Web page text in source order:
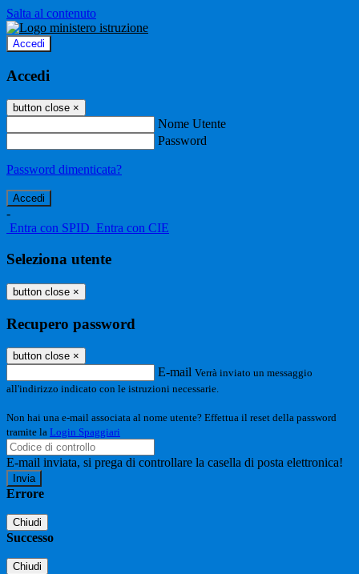
Salta al contenuto
Accedi
Accedi
button close ×
Nome Utente
Password
Password dimenticata?
-
Entra con SPID Entra con CIE
Seleziona utente
button close ×
Recupero password
button close ×
E-mail Verrà inviato un messaggio
all'indirizzo indicato con le istruzioni necessarie.
Non hai una e-mail associata al nome utente? Effettua il reset della password
tramite la Login Spaggiari
E-mail inviata, si prega di controllare la casella di posta elettronica!
Errore
Chiudi
Successo
Chiudi